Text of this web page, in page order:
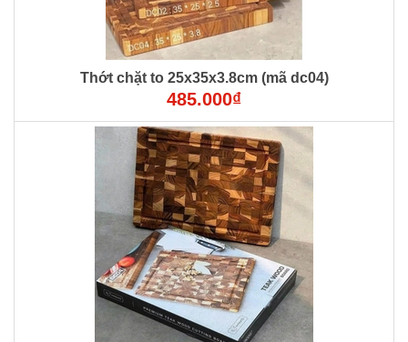
Thớt chặt to 25x35x3.8cm (mã dc04)
485.000₫